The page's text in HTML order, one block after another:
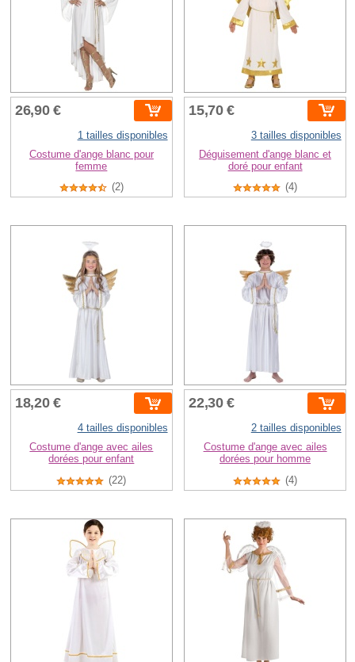
26,90 €
1 tailles disponibles
Costume d'ange blanc pour
femme
(2)
15,70 €
3 tailles disponibles
Déguisement d'ange blanc et
doré pour enfant
(4)
18,20 €
4 tailles disponibles
Costume d'ange avec ailes
dorées pour enfant
(22)
22,30 €
2 tailles disponibles
Costume d'ange avec ailes
dorées pour homme
(4)